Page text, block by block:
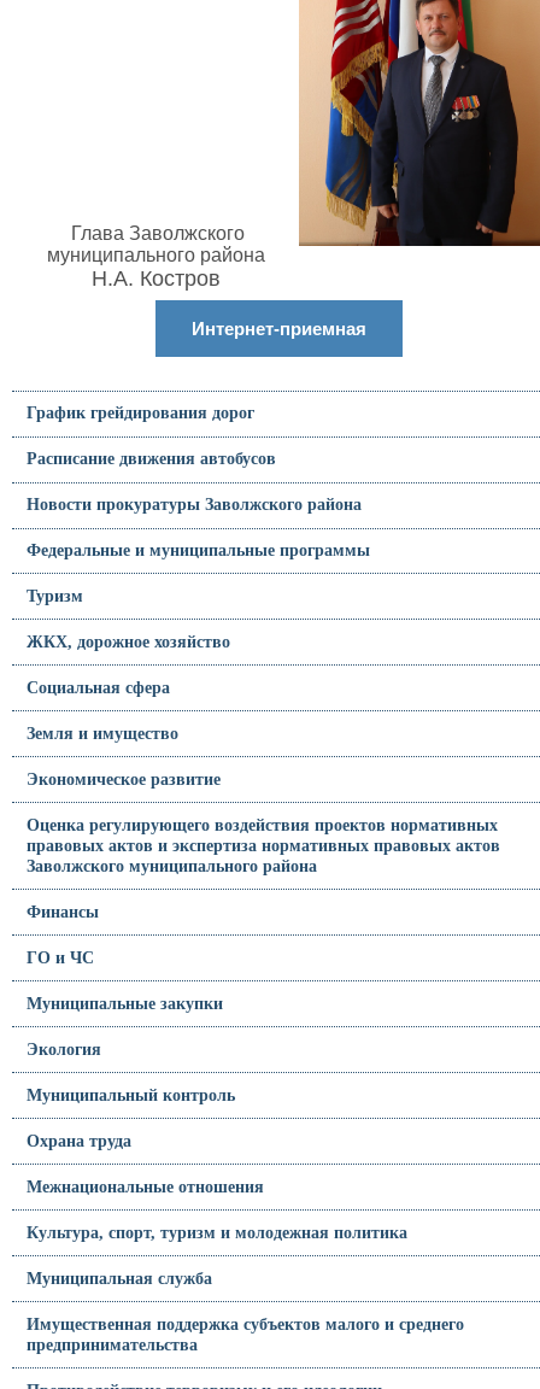
Глава Заволжского
муниципального района
Н.А. Костров
Интернет-приемная
График грейдирования дорог
Расписание движения автобусов
Новости прокуратуры Заволжского района
Федеральные и муниципальные программы
Туризм
ЖКХ, дорожное хозяйство
Социальная сфера
Земля и имущество
Экономическое развитие
Оценка регулирующего воздействия проектов нормативных
правовых актов и экспертиза нормативных правовых актов
Заволжского муниципального района
Финансы
ГО и ЧС
Муниципальные закупки
Экология
Муниципальный контроль
Охрана труда
Межнациональные отношения
Культура, спорт, туризм и молодежная политика
Муниципальная служба
Имущественная поддержка субъектов малого и среднего
предпринимательства